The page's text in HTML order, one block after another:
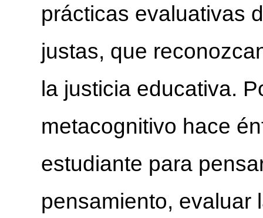
prácticas evaluativas
justas, que
la justicia educativa.
metacognitivo hace
estudiante para
pensamiento, evaluar